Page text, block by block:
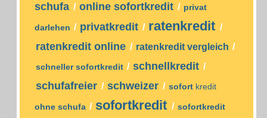
schufa / online sofortkredit / privat
darlehen / privatkredit / ratenkredit /
ratenkredit online / ratenkredit vergleich /
schneller sofortkredit / schnellkredit /
schufafreier / schweizer / sofort kredit
ohne schufa / sofortkredit / sofortkredit